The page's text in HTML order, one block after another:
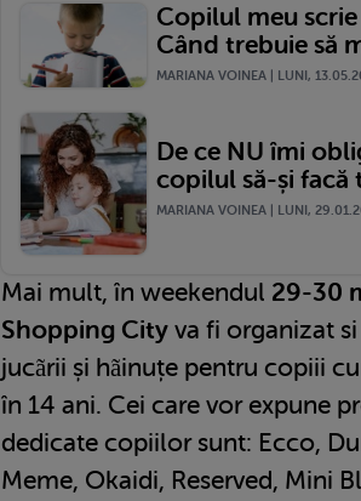
Copilul meu
Când trebuie să
MARIANA VOINEA | LUNI,
De ce NU îmi
copilul să-și facă
MARIANA VOINEA | LUNI,
Mai mult, în weekendul 29-30
Shopping City va fi organizat
jucãrii și hãinuțe pentru copiii
în 14 ani. Cei care vor expune
dedicate copiilor sunt: Ecco,
Meme, Okaidi, Reserved, Mini